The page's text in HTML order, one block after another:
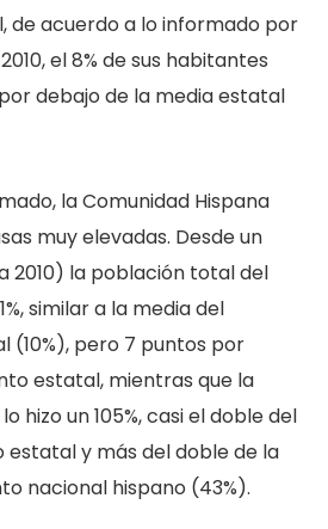
de acuerdo a lo informado por
el 8% de sus habitantes
debajo de la media estatal
la Comunidad Hispana
muy elevadas. Desde un
2010) la población total del
similar a la media del
(10%), pero 7 puntos por
estatal, mientras que la
hizo un 105%, casi el doble del
y más del doble de la
nacional hispano (43%).